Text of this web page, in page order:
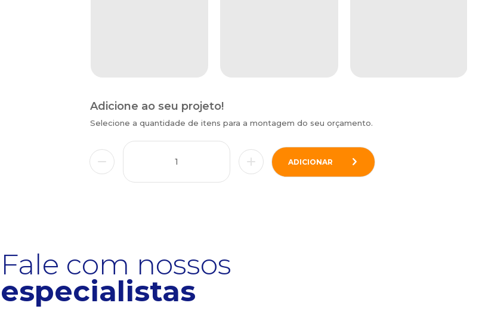
Adicione ao seu projeto!
Selecione a quantidade de itens para a montagem do seu orçamento.
ADICIONAR
Fale com nossos
especialistas